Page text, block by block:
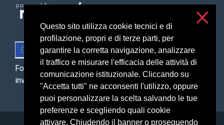
Questo sito utilizza cookie tecnici e di
profilazione, propri e di terze parti, per
garantire la corretta navigazione, analizzare
il traffico e misurare l'efficacia delle attività di
comunicazione istituzionale. Cliccando su
"Accetta tutti" ne acconsenti l'utilizzo, oppure
puoi personalizzare la scelta salvando le tue
preferenze e scegliendo quali cookie
attivare. Chiudendo il banner o proseguendo
Fondo Europeo Agricolo per lo Sviluppo Rurale: l’Europa
investe nelle zone rurali